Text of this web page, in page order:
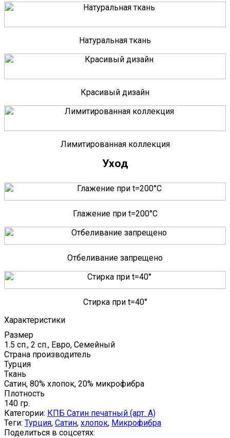
Натуральная ткань
Красивый дизайн
Лимитированная коллекция
Уход
Глажение при t=200°C
Отбеливание запрещено
Стирка при t=40°
Характеристики
Размер
1.5 сп., 2 сп., Евро, Семейный
Страна производитель
Турция
Ткань
Сатин, 80% хлопок, 20% микрофибра
Плотность
140 гр.
Категории: КПБ Сатин печатный (арт. A)
Теги: Турция, Сатин, хлопок, Микрофибра
Поделиться в соцсетях: